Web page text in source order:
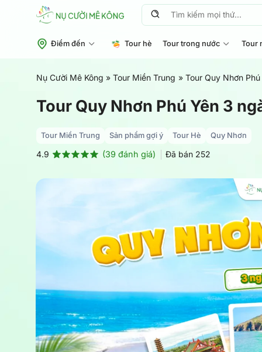
Tìm
Điểm đến Tour hè Tour trong nước Tour
Nụ Cười Mê Kông » Tour Miền Trung » Tour Quy Nhơn
Tour Quy Nhơn Phú Yên 3
Tour Miền Trung Sản phẩm gợi ý Tour Hè Quy Nhơn
4.9 (39 đánh giá) Đã bán 252